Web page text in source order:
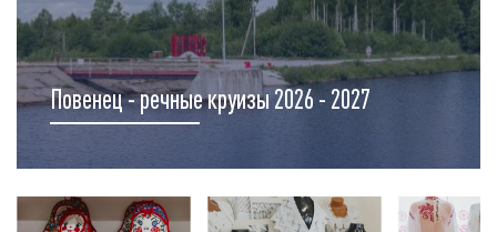
Повенец - речные круизы 2026 - 2027